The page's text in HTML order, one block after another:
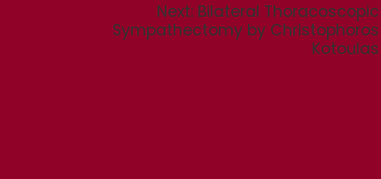
Next: Next
post:
Bilateral Thoracoscopic
Sympathectomy by Christophoros
Kotoulas